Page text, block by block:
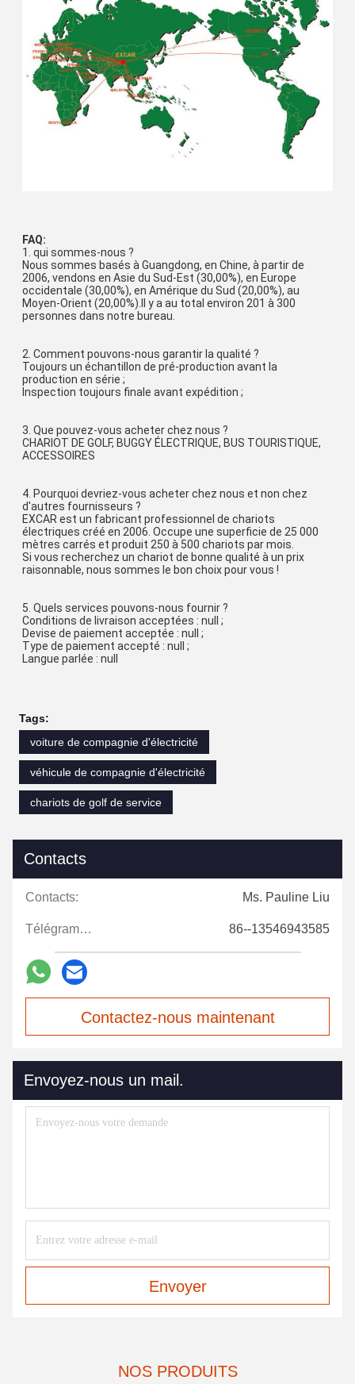
FAQ:
1. qui sommes-nous ?
Nous sommes basés à Guangdong, en Chine, à partir de
2006, vendons en Asie du Sud-Est (30,00%), en Europe
occidentale (30,00%), en Amérique du Sud (20,00%), au
Moyen-Orient (20,00%).Il y a au total environ 201 à 300
personnes dans notre bureau.
2. Comment pouvons-nous garantir la qualité ?
Toujours un échantillon de pré-production avant la
production en série ;
Inspection toujours finale avant expédition ;
3. Que pouvez-vous acheter chez nous ?
CHARIOT DE GOLF, BUGGY ÉLECTRIQUE, BUS TOURISTIQUE,
ACCESSOIRES
4. Pourquoi devriez-vous acheter chez nous et non chez
d'autres fournisseurs ?
EXCAR est un fabricant professionnel de chariots
électriques créé en 2006. Occupe une superficie de 25 000
mètres carrés et produit 250 à 500 chariots par mois.
Si vous recherchez un chariot de bonne qualité à un prix
raisonnable, nous sommes le bon choix pour vous !
5. Quels services pouvons-nous fournir ?
Conditions de livraison acceptées : null ;
Devise de paiement acceptée : null ;
Type de paiement accepté : null ;
Langue parlée : null
Tags:
voiture de compagnie d'électricité
véhicule de compagnie d'électricité
chariots de golf de service
Contacts
Contacts: Ms. Pauline Liu
Télégramme: 86--13546943585
Contactez-nous maintenant
Envoyez-nous un mail.
Envoyer
NOS PRODUITS